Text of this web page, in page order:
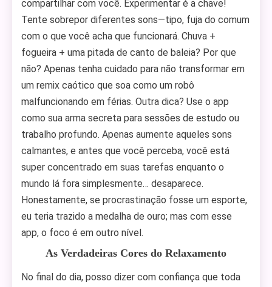
compartilhar com você. Experimentar é a chave!
Tente sobrepor diferentes sons—tipo, fuja do comum
com o que você acha que funcionará. Chuva +
fogueira + uma pitada de canto de baleia? Por que
não? Apenas tenha cuidado para não transformar em
um remix caótico que soa como um robô
malfuncionando em férias. Outra dica? Use o app
como sua arma secreta para sessões de estudo ou
trabalho profundo. Apenas aumente aqueles sons
calmantes, e antes que você perceba, você está
super concentrado em suas tarefas enquanto o
mundo lá fora simplesmente… desaparece.
Honestamente, se procrastinação fosse um esporte,
eu teria trazido a medalha de ouro; mas com esse
app, o foco é em outro nível.
As Verdadeiras Cores do Relaxamento
No final do dia, posso dizer com confiança que toda